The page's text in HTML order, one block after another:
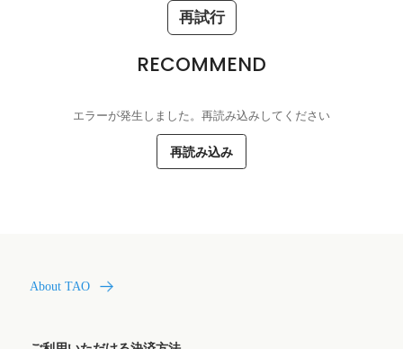
再試行
RECOMMEND
エラーが発生しました。再読み込みしてください
再読み込み
About TAO